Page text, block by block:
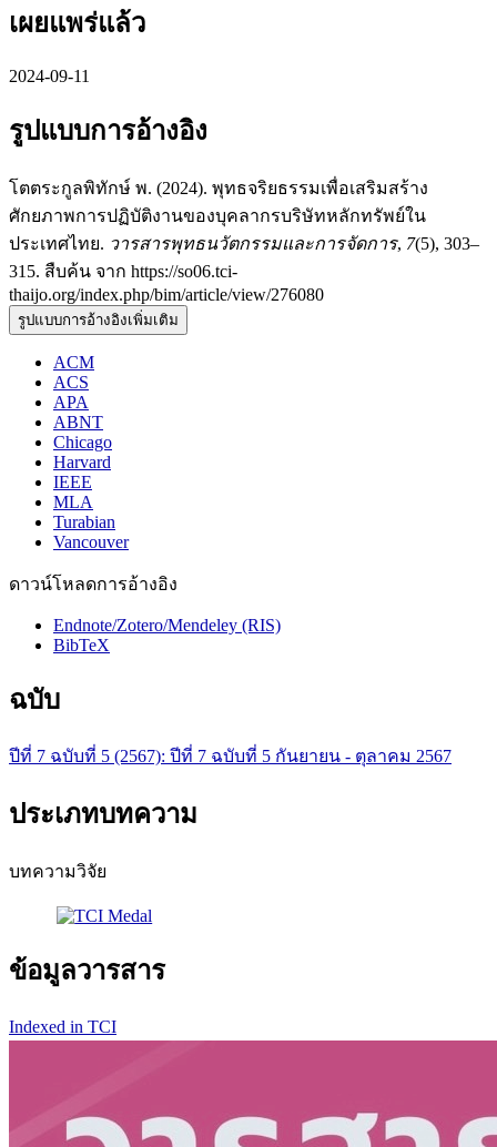
เผยแพร่แล้ว
2024-09-11
รูปแบบการอ้างอิง
โตตระกูลพิทักษ์ พ. (2024). พุทธจริยธรรมเพื่อเสริมสร้าง
ศักยภาพการปฏิบัติงานของบุคลากรบริษัทหลักทรัพย์ใน
ประเทศไทย. วารสารพุทธนวัตกรรมและการจัดการ, 7(5), 303–
315. สืบค้น จาก https://so06.tci-
thaijo.org/index.php/bim/article/view/276080
รูปแบบการอ้างอิงเพิ่มเติม
ACM
ACS
APA
ABNT
Chicago
Harvard
IEEE
MLA
Turabian
Vancouver
ดาวน์โหลดการอ้างอิง
Endnote/Zotero/Mendeley (RIS)
BibTeX
ฉบับ
ปีที่ 7 ฉบับที่ 5 (2567): ปีที่ 7 ฉบับที่ 5 กันยายน - ตุลาคม 2567
ประเภทบทความ
บทความวิจัย
ข้อมูลวารสาร
Indexed in TCI